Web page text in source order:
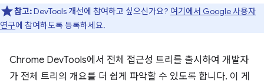
참고:DevTools 개선에 참여하고 싶으신가요? 여기에서 Google 사용자
연구에 참여하도록 등록하세요.
Chrome DevTools에서 전체 접근성 트리를 출시하여 개발자
가 전체 트리의 개요를 더 쉽게 파악할 수 있도록 합니다. 이 게